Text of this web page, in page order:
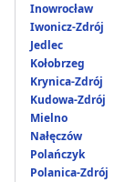
Inowrocław
Iwonicz-Zdrój
Jedlec
Kołobrzeg
Krynica-Zdrój
Kudowa-Zdrój
Mielno
Nałęczów
Polańczyk
Polanica-Zdrój